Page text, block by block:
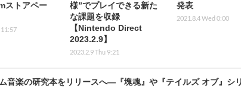
ストアペー
11:57
様”でプレイできる新た
な課題を収録
【Nintendo Direct
2023.2.9】
2023.2.9 Thu 9:21
発表
2021.8.4 Wed 0:00
音楽の研究本をリリースへ―『塊魂』や『テイルズ オブ』シ